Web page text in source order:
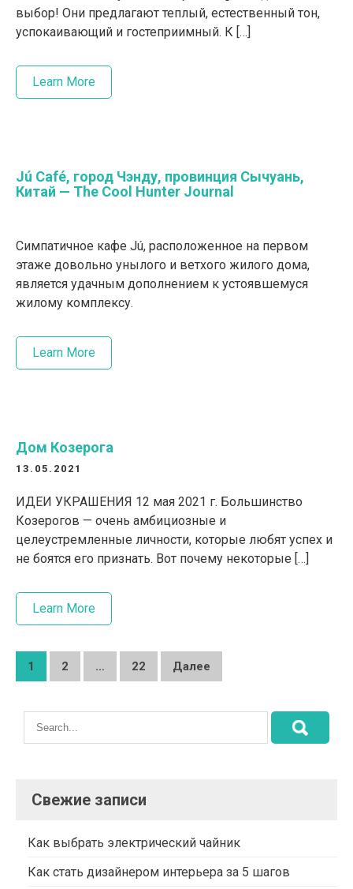
выбор! Они предлагают теплый, естественный тон,
успокаивающий и гостеприимный. К […]
Learn More
Jú Café, город Чэнду, провинция Сычуань,
Китай — The Cool Hunter Journal
Симпатичное кафе Jú, расположенное на первом
этаже довольно унылого и ветхого жилого дома,
является удачным дополнением к устоявшемуся
жилому комплексу.
Learn More
Дом Козерога
13.05.2021
ИДЕИ УКРАШЕНИЯ 12 мая 2021 г. Большинство
Козерогов — очень амбициозные и
целеустремленные личности, которые любят успех и
не боятся его признать. Вот почему некоторые […]
Learn More
Навигация
записям
1 2 … 22 Далее
Свежие записи
Как выбрать электрический чайник
Как стать дизайнером интерьера за 5 шагов